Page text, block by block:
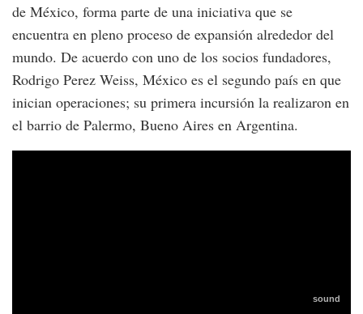
de México, forma parte de una iniciativa que se
encuentra en pleno proceso de expansión alrededor del
mundo. De acuerdo con uno de los socios fundadores,
Rodrigo Perez Weiss, México es el segundo país en que
inician operaciones; su primera incursión la realizaron en
el barrio de Palermo, Bueno Aires en Argentina.